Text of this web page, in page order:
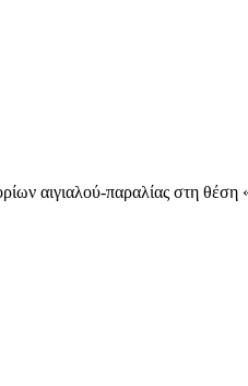
αιγιαλού-παραλίας στη θέση